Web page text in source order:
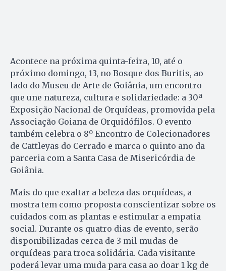
Acontece na próxima quinta-feira, 10, até o
próximo domingo, 13, no Bosque dos Buritis, ao
lado do Museu de Arte de Goiânia, um encontro
que une natureza, cultura e solidariedade: a 30ª
Exposição Nacional de Orquídeas, promovida pela
Associação Goiana de Orquidófilos. O evento
também celebra o 8º Encontro de Colecionadores
de Cattleyas do Cerrado e marca o quinto ano da
parceria com a Santa Casa de Misericórdia de
Goiânia.
Mais do que exaltar a beleza das orquídeas, a
mostra tem como proposta conscientizar sobre os
cuidados com as plantas e estimular a empatia
social. Durante os quatro dias de evento, serão
disponibilizadas cerca de 3 mil mudas de
orquídeas para troca solidária. Cada visitante
poderá levar uma muda para casa ao doar 1 kg de